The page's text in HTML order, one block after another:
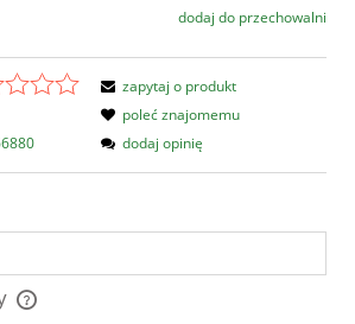
dodaj do przechowalni
zapytaj o produkt
poleć znajomemu
dodaj opinię
kosztów płatności